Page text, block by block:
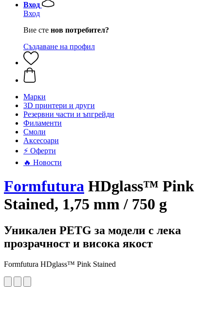
Вход
Вход
Вие сте нов потребител?
Създаване на профил
Mарки
3D принтери и други
Резервни части и ъпгрейди
Филаменти
Смоли
Аксесоари
⚡ Оферти
🔥 Новости
Formfutura HDglass™ Pink
Stained, 1,75 mm / 750 g
Уникален PETG за модели с лека
прозрачност и висока якост
Formfutura HDglass™ Pink Stained